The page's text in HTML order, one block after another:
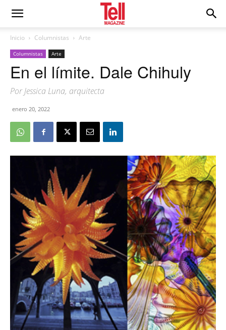
Inicio Columnistas Arte
Columnistas Arte
En el límite. Dale Chihuly
Por Jessica Luna, arquitecta
enero 20, 2022